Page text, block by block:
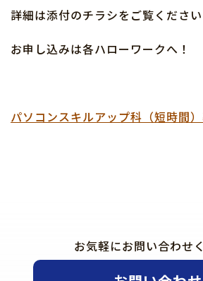
詳細は添付のチラシをご覧ください
お申し込みは各ハローワークへ！
パソコンスキルアップ科（短時間
お気軽にお問い合わせ